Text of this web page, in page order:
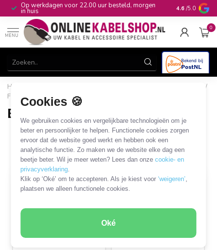
Cookies 🍪
We gebruiken cookies en vergelijkbare technologieën om je
beter en persoonlijker te helpen. Functionele cookies zorgen
ervoor dat de website goed werkt en hebben ook een
analytische functie. Zo maken we de website elke dag een
beetje beter. Wil je meer weten? Lees dan onzecookie- en
privacyverklaring.
Klik op ‘Oké’ om te accepteren. Als je kiest voor‘weigeren’,
plaatsen we alleen functionele cookies.
Oké
Op werkdagen voor 22.00 uur besteld, morgen
in huis 10+jaar
4.6 /5.0
MENU
0
Home
Coax IEC /
F wandcontactdoos
Einddoos (satelliet)
Einddoos (satelliet)
8 PRODUCTEN
Filters SORTEER OP